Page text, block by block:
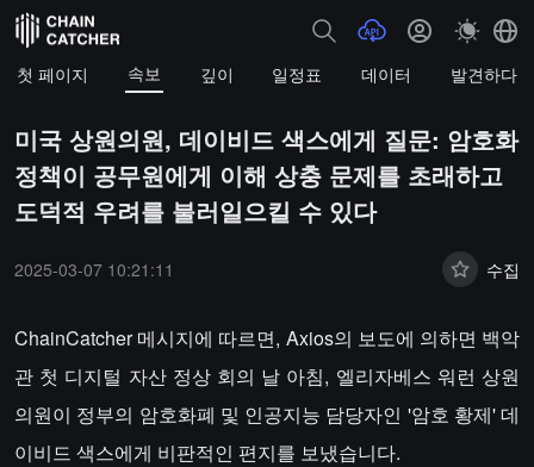
첫 페이지 속보 깊이 일정표 데이터 발견하다
미국 상원의원, 데이비드 색스에게 질문: 암호화
정책이 공무원에게 이해 상충 문제를 초래하고
도덕적 우려를 불러일으킬 수 있다
2025-03-07 10:21:11 수집
ChainCatcher 메시지에 따르면, Axios의 보도에 의하면 백악
관 첫 디지털 자산 정상 회의 날 아침, 엘리자베스 워런 상원
의원이 정부의 암호화폐 및 인공지능 담당자인 '암호 황제' 데
이비드 색스에게 비판적인 편지를 보냈습니다.